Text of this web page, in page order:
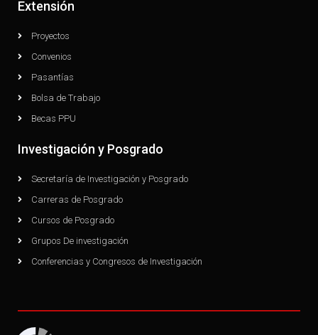
Extensión
Proyectos
Convenios
Pasantías
Bolsa de Trabajo
Becas PPU
Investigación y Posgrado
Secretaría de Investigación y Posgrado
Carreras de Posgrado
Cursos de Posgrado
Grupos De investigación
Conferencias y Congresos de Investigación